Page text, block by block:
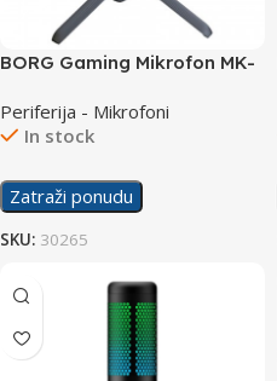
BORG Gaming Mikrofon MK-
Periferija - Mikrofoni
In stock
Zatraži ponudu
SKU: 30265